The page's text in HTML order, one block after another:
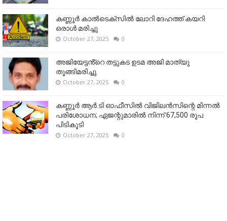
കണ്ണൂര്‍ കാല്‍ടെക്‌സില്‍ ലോറി ദേഹത്ത് കയറി
ഒരാള്‍ മരിച്ചു
October 27, 2025 0
അജിയേട്ടൻ്റെ തട്ടുകട ഉടമ അജി മാത്യു
തൂങ്ങിമരിച്ചു.
October 27, 2025 0
കണ്ണൂര്‍ ആര്‍.ടി ഓഫീസില്‍ വിജിലൻസിന്റെ മിന്നല്‍
പരിശോധന; ഏജന്റുമാരില്‍ നിന്ന് 67,500 രൂപ
പിടികൂടി
October 27, 2025 0